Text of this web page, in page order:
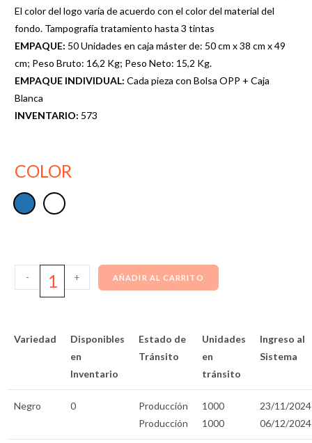
El color del logo varia de acuerdo con el color del material del
fondo. Tampografía tratamiento hasta 3 tintas
EMPAQUE: 50 Unidades en caja máster de: 50 cm x 38 cm x 49
cm; Peso Bruto: 16,2 Kg; Peso Neto: 15,2 Kg.
EMPAQUE INDIVIDUAL: Cada pieza con Bolsa OPP + Caja
Blanca
INVENTARIO: 573
COLOR
- + AÑADIR AL CARRITO
Variedad
Disponibles
en
Inventario
Estado de
Tránsito
Unidades
en
tránsito
Ingreso al
Sistema
Negro 0
Producción
Producción
1000
1000
23/11/2024
06/12/2024